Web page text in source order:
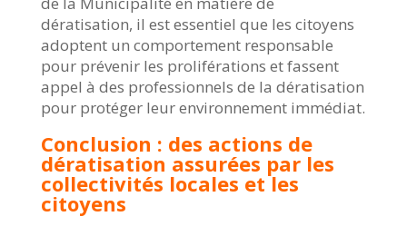
dératisation, il est essentiel que les citoyens
adoptent un comportement responsable
pour prévenir les proliférations et fassent
appel à des professionnels de la dératisation
pour protéger leur environnement immédiat.
Conclusion : des actions de
dératisation assurées par les
collectivités locales et les
citoyens